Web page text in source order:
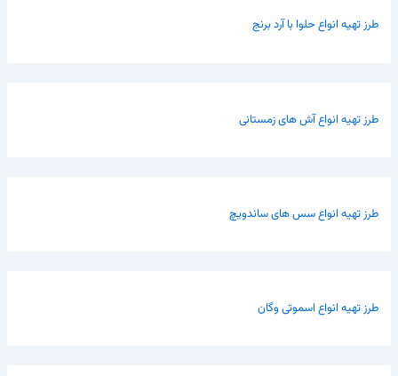
طرز تهیه انواع حلوا با آرد برنج
طرز تهیه انواع آش های زمستانی
طرز تهیه انواع سس های ساندویچ
طرز تهیه انواع اسموتی وگان